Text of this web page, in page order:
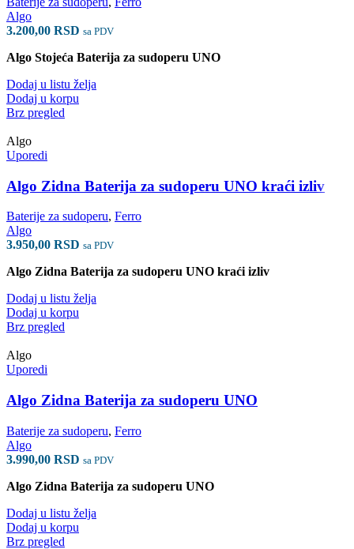
Algo
3.200,00 RSD sa PDV
Algo Stojeća Baterija za sudoperu UNO
Dodaj u listu želja
Dodaj u korpu
Brz pregled
Algo
Uporedi
Algo Zidna Baterija za sudoperu UNO kraći izliv
Baterije za sudoperu, Ferro
Algo
3.950,00 RSD sa PDV
Algo Zidna Baterija za sudoperu UNO kraći izliv
Dodaj u listu želja
Dodaj u korpu
Brz pregled
Algo
Uporedi
Algo Zidna Baterija za sudoperu UNO
Baterije za sudoperu, Ferro
Algo
3.990,00 RSD sa PDV
Algo Zidna Baterija za sudoperu UNO
Dodaj u listu želja
Dodaj u korpu
Brz pregled